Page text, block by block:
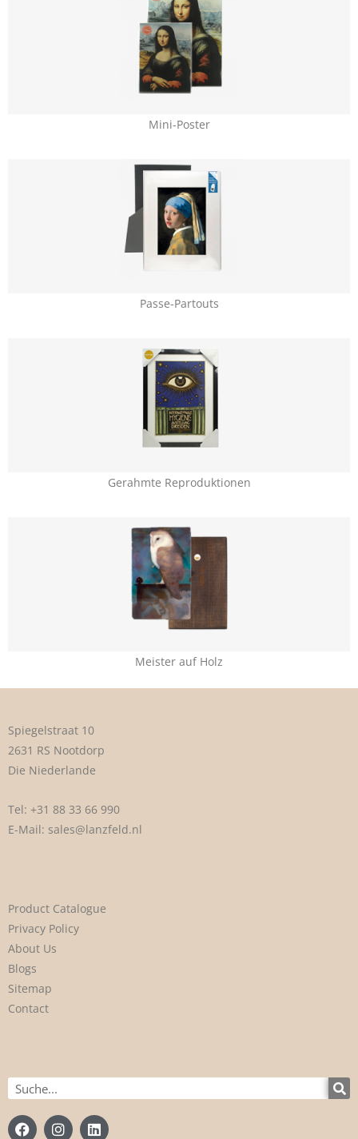
Mini-Poster
Passe-Partouts
Gerahmte Reproduktionen
Meister auf Holz
Spiegelstraat 10
2631 RS Nootdorp
Die Niederlande
Tel: +31 88 33 66 990
E-Mail: sales@lanzfeld.nl
Product Catalogue
Privacy Policy
About Us
Blogs
Sitemap
Contact
Suche
F I L